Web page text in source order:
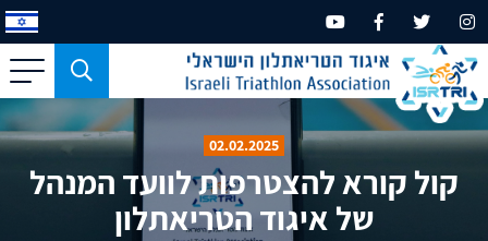
כפתור
משמש
עבור
מכשירים
בעלי
קול קורא להצטרפות לוועד המנהל
של איגוד הטריאתלון
02.02.2025